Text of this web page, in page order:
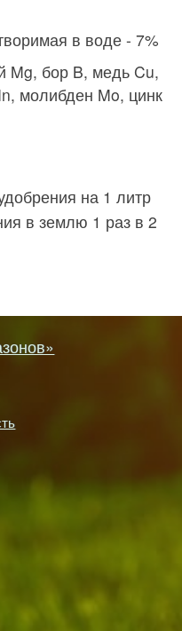
в воде - 7%
Mg, бор B, медь Cu,
молибден Mo, цинк
на 1 литр
в землю 1 раз в 2